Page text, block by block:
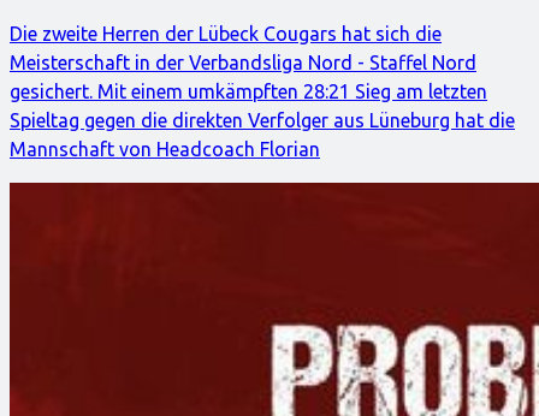
Die zweite Herren der Lübeck Cougars hat sich die
Meisterschaft in der Verbandsliga Nord - Staffel Nord
gesichert. Mit einem umkämpften 28:21 Sieg am letzten
Spieltag gegen die direkten Verfolger aus Lüneburg hat die
Mannschaft von Headcoach Florian